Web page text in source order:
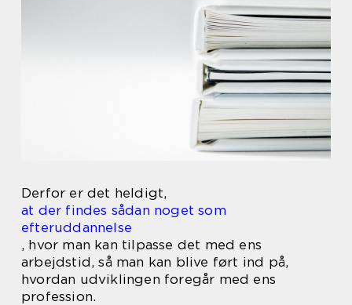
Derfor er det heldigt,
at der findes sådan noget som
efteruddannelse
, hvor man kan tilpasse det med ens
arbejdstid, så man kan blive ført ind på,
hvordan udviklingen foregår med ens
profession.